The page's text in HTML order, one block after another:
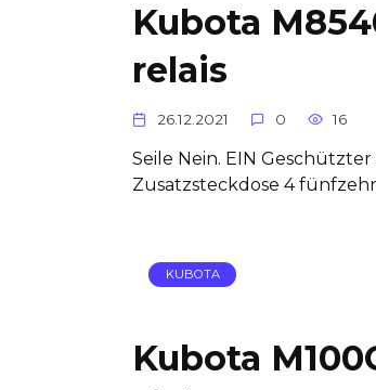
Kubota
relais
26.12.2021 0 16
Seile Nein. EIN
Zusatzsteckdose 4
KUBOTA
Kubota